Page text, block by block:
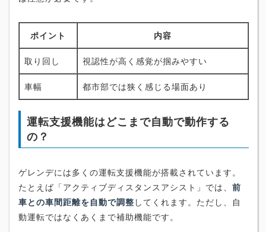
ポイント 内容
取り回し 視認性が高く感覚が掴みやすい
車幅 都市部では狭く感じる場面あり
運転支援機能はどこまで自動で動作する
の？
ゲレンデには多くの運転支援機能が搭載されています。
たとえば「アクティブディスタンスアシスト」では、 前
車との車間距離を自動で調整 してくれます。ただし、自
動運転ではなくあくまで補助機能です。